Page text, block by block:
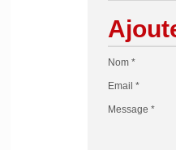
Nom *
Email *
Message *